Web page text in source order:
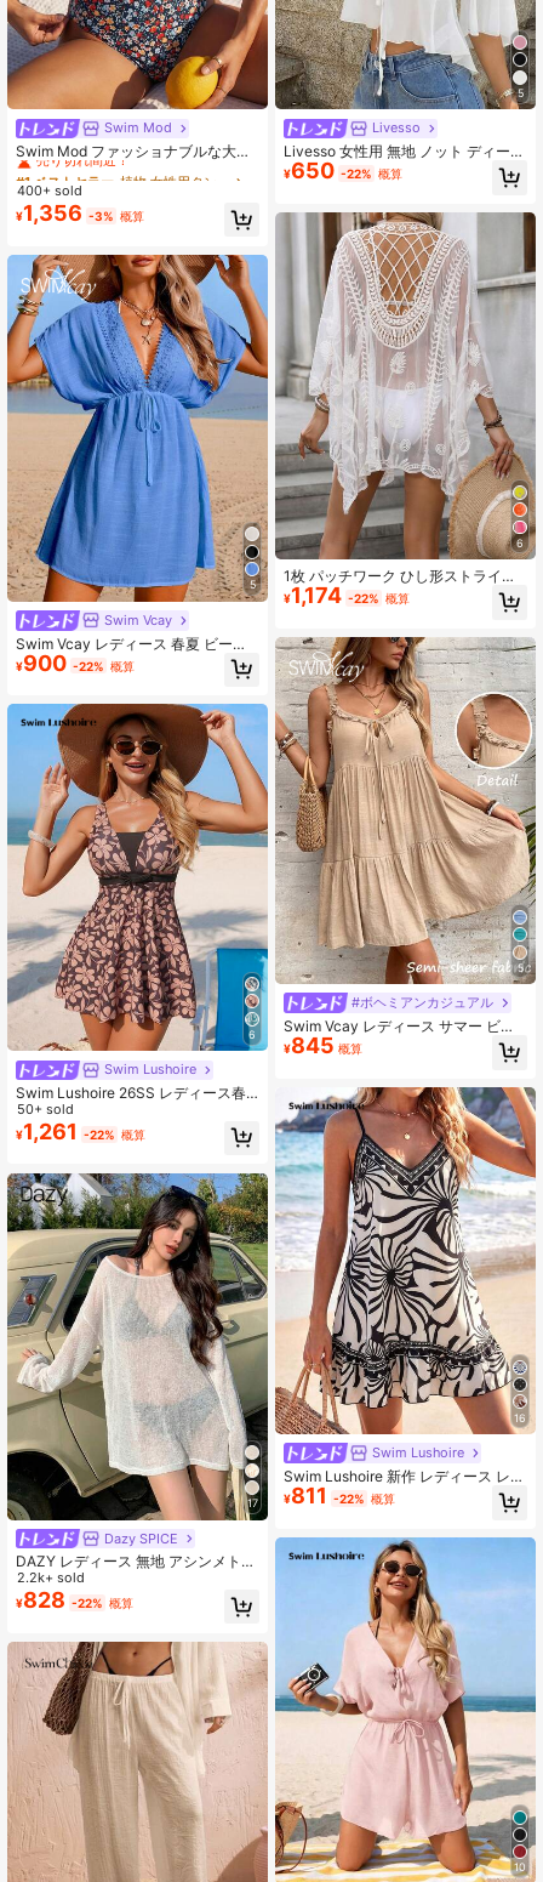
Swim Mod
Swim Mod ファッショナブルな大人
の小花柄フリルヘムレディースサマ
ーキャミソール&ビキニ2点セット
#1 ベストセラー
売り切れ間近！
#1 ベストセラー
売り切れ間近！
#1 ベストセラー
売り切れ間近！
#1 ベストセラー
400+ sold
¥1,356 -3% 概算
5
Swim Vcay
Swim Vcay レディース 春夏 ビーチ
アウトフィット 竹素材 パッチワーク
レーストリム Vネック ウエストシェ
ーションドレス Aラインスカート カ
バーアップ
¥900 -22% 概算
6
Swim Lushoire
Swim Lushoire 26SS レディース春
夏ビーチドレス、ボヘミアン調フラ
ワープリント、ビーチバケーション
に、エレガントでロマンチックなリ
ツ、お出かけ、ビーチ、アフタヌー
ンティー、ピクニック、パーティ
ー、デイリー、レジャー、アウトド
アスポーツ、ファッショナブルなア
ウトフィットに適しています
50+ sold
¥1,261 -22% 概算
17
Dazy SPICE
DAZY レディース 無地 アシンメトリ
ーネック カジュアル ビーチカバーア
ップドレス バケーション サマー
2.2k+ sold
¥828 -22% 概算
5
Livesso
Livesso 女性用 無地 ノット ディープ
Vネック シフォン ビーチカバーアッ
プ、春夏
¥650 -22% 概算
6
1枚 パッチワーク ひし形ストライプ
ボヘミアン カジュアル エレガント
ニット生地 レディース ビーチ着物カ
コンサート 春夏バケーション
¥1,174 -22% 概算
5
#ボヘミアンカジュアル
Swim Vcay レディース サマー ビー
チ ソリッドカラー ノースリーブ フ
リル トリム タイアップ カバーアッ
¥845 概算
16
Swim Lushoire
Swim Lushoire 新作 レディース レオ
パード柄 スパゲッティストラップ ド
レス カバーアップ、ビーチバケーシ
レディースドレス、レディースイー
スタードレス、カジュアルレディー
スドレス、レディースバケーション
ドレス、レディースカントリードレ
ス、レディースホリデードレス、レ
ディースブルードレス、サマービー
チアウトフィット
¥811 -22% 概算
10